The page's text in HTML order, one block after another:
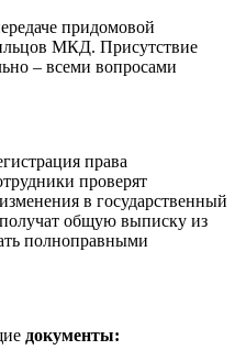
придомовой
МКД. Присутствие
– всеми вопросами
права
проверят
в государственный
общую выписку из
полноправными
документы: